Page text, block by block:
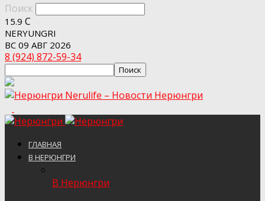
Поиск
15.9 C
NERYUNGRI
ВС 09 АВГ 2026
8 (924) 872-59-34
Nerulife – Новости Нерюнгри
ГЛАВНАЯ
В НЕРЮНГРИ
В Нерюнгри